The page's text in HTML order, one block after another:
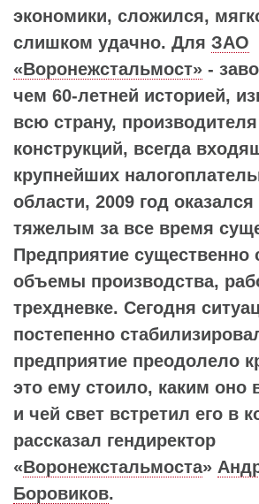
экономики, сложился,
слишком удачно. Для ЗАО
«Воронежстальмост» -
чем 60-летней историей,
всю страну,
конструкций, всегда
крупнейших
области, 2009 год
тяжелым за все время
Предприятие существенно
объемы производства,
трехдневке. Сегодня
постепенно
предприятие преодолело
это ему стоило, каким оно
и чей свет встретил его в
рассказал гендиректор
«Воронежстальмоста»
Боровиков.